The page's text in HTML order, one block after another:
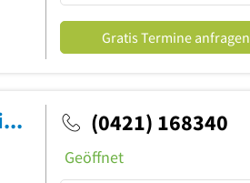
Gratis Termine anfragen
Gemeinschaftspraxis Sternklinik Praxis für Orthopädie Dres. Robert Saxler und Gerhard P. Lenz (0421) 168340
Geöffnet